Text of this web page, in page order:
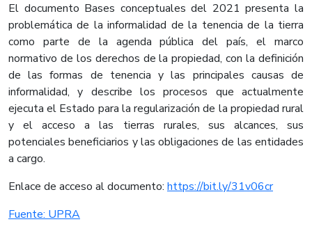
El documento Bases conceptuales del 2021 presenta la
problemática de la informalidad de la tenencia de la tierra
como parte de la agenda pública del país, el marco
normativo de los derechos de la propiedad, con la definición
de las formas de tenencia y las principales causas de
informalidad, y describe los procesos que actualmente
ejecuta el Estado para la regularización de la propiedad rural
y el acceso a las tierras rurales, sus alcances, sus
potenciales beneficiarios y las obligaciones de las entidades
a cargo.
Enlace de acceso al documento: https://bit.ly/31v06cr
Fuente: UPRA